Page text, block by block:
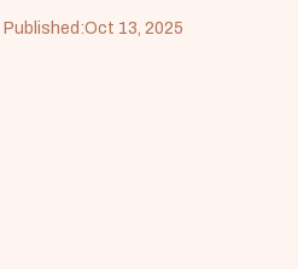
Published:Oct 13, 2025